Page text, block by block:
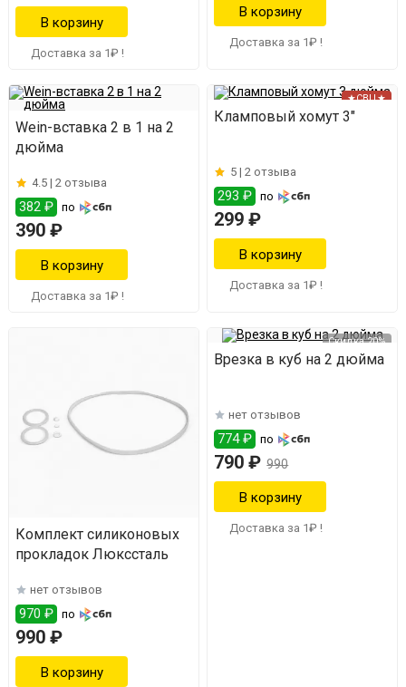
Доставка за 1₽ !
Доставка за 1₽ !
Wein-вставка 2 в 1 на 2
дюйма
4.5 | 2 отзыва
382 ₽ по
390 ₽
Доставка за 1₽ !
★СВЦ★
Кламповый хомут 3"
5 |2 отзыва
293 ₽ по
299 ₽
Доставка за 1₽ !
Комплект силиконовых
прокладок Люкссталь
нет отзывов
970 ₽ по
990 ₽
Скидка 20%
Врезка в куб на 2 дюйма
нет отзывов
774 ₽ по
790 ₽ 990
Доставка за 1₽ !